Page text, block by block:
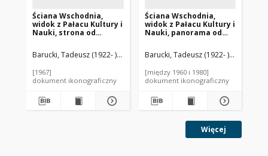
Ściana Wschodnia,
widok z Pałacu Kultury i
Nauki, strona od
MTK na budynku
Universalu, Warszawa
Barucki, Tadeusz (1922- ). Fotograf
[1967]
dokument ikonograficzny
Ściana Wschodnia,
widok z Pałacu Kultury i
Nauki, panorama od
Marszałkowskiej,
Warszawa
Barucki, Tadeusz (1922- ). Fotograf
[między 1960 i 1980]
dokument ikonograficzny
Więcej